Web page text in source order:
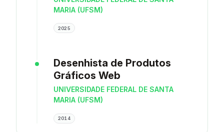
MARIA (UFSM)
2025
Desenhista de Produtos
Gráficos Web
UNIVERSIDADE FEDERAL DE SANTA
MARIA (UFSM)
2014